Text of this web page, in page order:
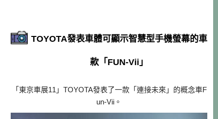
TOYOTA發表車體可顯示智慧型手機螢幕的車
款「FUN-Vii」
「東京車展11」TOYOTA發表了一款「連接未來」的概念車F
un-Vii。